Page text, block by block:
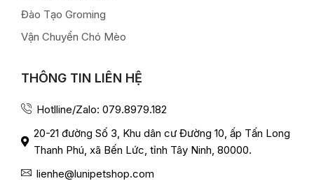
Đào Tạo Groming
Vận Chuyển Chó Mèo
THÔNG TIN LIÊN HỆ
Hotlline/Zalo: 079.8979.182
20-21 đường Số 3, Khu dân cư Đường 10, ấp Tấn Long
Thanh Phú, xã Bến Lức, tỉnh Tây Ninh, 80000.
lienhe@lunipetshop.com